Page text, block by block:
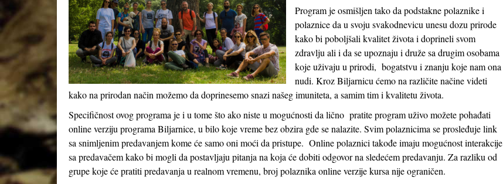
Program je osmišljen tako da podstakne polaznike i
polaznice da u svoju svakodnevicu unesu dozu prirode
kako bi poboljšali kvalitet života i doprineli svom
zdravlju ali i da se upoznaju i druže sa drugim osobama
koje uživaju u prirodi, bogatstvu i znanju koje nam ona
nudi. Kroz Biljarnicu ćemo na različite načine videti
kako na prirodan način možemo da doprinesemo snazi našeg imuniteta, a samim tim i kvalitetu života.
Specifičnost ovog programa je i u tome što ako niste u mogućnosti da lično pratite program uživo možete pohađati
online verziju programa Biljarnice, u bilo koje vreme bez obzira gde se nalazite. Svim polaznicima se prosleđuje link
sa snimljenim predavanjem kome će samo oni moći da pristupe. Online polaznici takođe imaju mogućnost interakcije
sa predavačem kako bi mogli da postavljaju pitanja na koja će dobiti odgovor na sledećem predavanju. Za razliku od
grupe koje će pratiti predavanja u realnom vremenu, broj polaznika online verzije kursa nije ograničen.